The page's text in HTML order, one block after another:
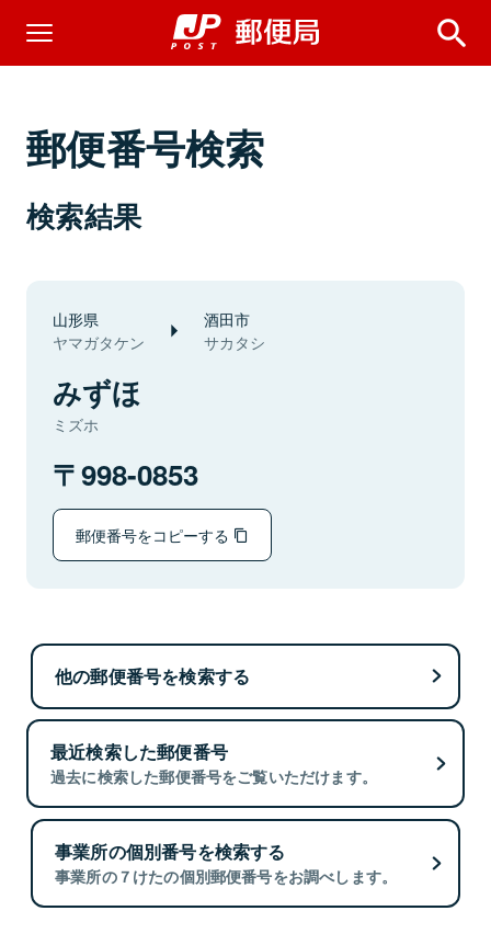
郵便番号検索
検索結果
山形県
ヤマガタケン
酒田市
サカタシ
みずほ
ミズホ
998-0853
郵便番号をコピーする
他の郵便番号を検索する
最近検索した郵便番号
過去に検索した郵便番号をご覧いただけます。
事業所の個別番号を検索する
事業所の７けたの個別郵便番号をお調べします。